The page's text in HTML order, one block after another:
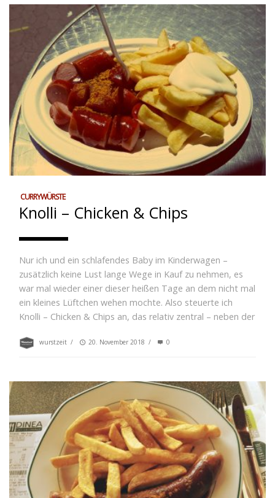
CURRYWÜRSTE
Knolli – Chicken & Chips
Nur ich und ein schlafendes Baby im Kinderwagen –
zusätzlich keine Lust lange Wege in Kauf zu nehmen, es
war mal wieder einer dieser heißen Tage an dem nicht mal
ein kleines Lüftchen wehen mochte. Also steuerte ich
Knolli – Chicken & Chips an, das relativ zentral – neben der
wurstzeit / 20. November 2018 / 0